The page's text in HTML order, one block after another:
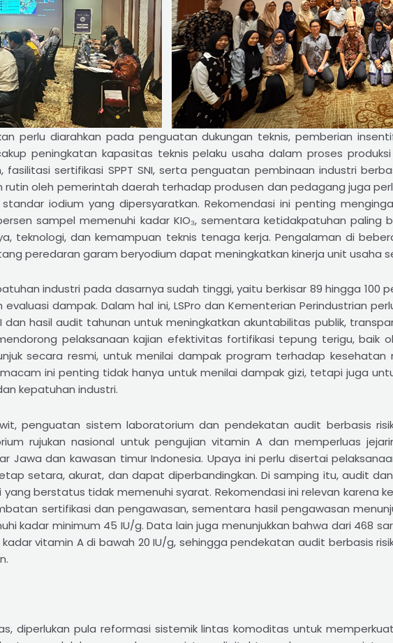
perlu diarahkan pada penguatan dukungan teknis, pemberian
peningkatan kapasitas teknis pelaku usaha dalam proses
sertifikasi SPPT SNI, serta penguatan pembinaan industri
oleh pemerintah daerah terhadap produsen dan pedagang juga
iodium yang dipersyaratkan. Rekomendasi ini penting
sampel memenuhi kadar KIO₃, sementara ketidakpatuhan paling
teknologi, dan kemampuan teknis tenaga kerja. Pengalaman di
peredaran garam beryodium dapat meningkatkan kinerja unit usaha
industri pada dasarnya sudah tinggi, yaitu berkisar 89 hingga 100
dampak. Dalam hal ini, LSPro dan Kementerian Perindustrian
hasil audit tahunan untuk meningkatkan akuntabilitas publik,
pelaksanaan kajian efektivitas fortifikasi tepung terigu, baik
secara resmi, untuk menilai dampak program terhadap kesehatan
ini penting tidak hanya untuk menilai dampak gizi, tetapi juga
kepatuhan industri.
penguatan sistem laboratorium dan pendekatan audit berbasis
rujukan nasional untuk pengujian vitamin A dan memperluas
Jawa dan kawasan timur Indonesia. Upaya ini perlu disertai
setara, akurat, dan dapat diperbandingkan. Di samping itu, audit
berstatus tidak memenuhi syarat. Rekomendasi ini relevan karena
sertifikasi dan pengawasan, sementara hasil pengawasan
kadar minimum 45 IU/g. Data lain juga menunjukkan bahwa dari 468
kadar vitamin A di bawah 20 IU/g, sehingga pendekatan audit berbasis
diperlukan pula reformasi sistemik lintas komoditas untuk